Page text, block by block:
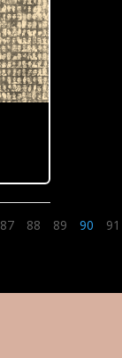
87 88 89 90 91